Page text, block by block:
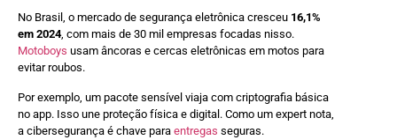
No Brasil, o mercado de segurança eletrônica cresceu 16,1%
em 2024, com mais de 30 mil empresas focadas nisso.
Motoboys usam âncoras e cercas eletrônicas em motos para
evitar roubos.
Por exemplo, um pacote sensível viaja com criptografia básica
no app. Isso une proteção física e digital. Como um expert nota,
a cibersegurança é chave para entregas seguras.